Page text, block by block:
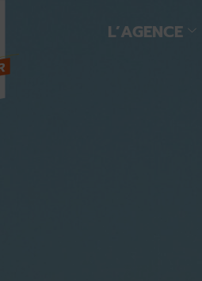
L’AGENCE